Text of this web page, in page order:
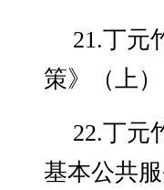
21.丁元
策》（上
22.丁元
基本公共